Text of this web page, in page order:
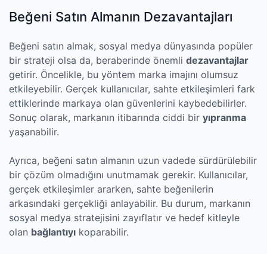
Beğeni Satın Almanın Dezavantajları
Beğeni satın almak, sosyal medya dünyasında popüler
bir strateji olsa da, beraberinde önemli dezavantajlar
getirir. Öncelikle, bu yöntem marka imajını olumsuz
etkileyebilir. Gerçek kullanıcılar, sahte etkileşimleri fark
ettiklerinde markaya olan güvenlerini kaybedebilirler.
Sonuç olarak, markanın itibarında ciddi bir yıpranma
yaşanabilir.
Ayrıca, beğeni satın almanın uzun vadede sürdürülebilir
bir çözüm olmadığını unutmamak gerekir. Kullanıcılar,
gerçek etkileşimler ararken, sahte beğenilerin
arkasındaki gerçekliği anlayabilir. Bu durum, markanın
sosyal medya stratejisini zayıflatır ve hedef kitleyle
olan bağlantıyı koparabilir.